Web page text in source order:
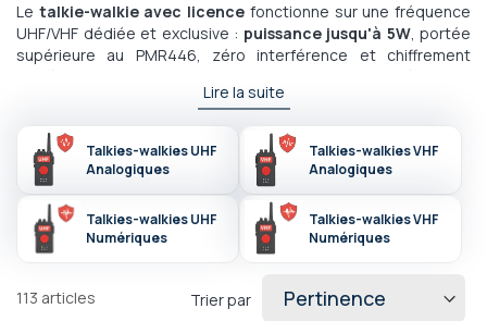
Le talkie-walkie avec licence fonctionne sur une fréquence
UHF/VHF dédiée et exclusive : puissance jusqu'à 5W, portée
supérieure au PMR446, zéro interférence et chiffrement
numérique DMR. Ces
équipent
l'industrie, la logistique et la sécurité avec les gammes
experts prennent en charge l'intégralité des démarches
administratives d'attribution de fréquences et programment
vos radios sur mesure avant livraison.
Lire la suite
Talkies-walkies UHF
Analogiques
Talkies-walkies VHF
Analogiques
Talkies-walkies UHF
Numériques
Talkies-walkies VHF
Numériques
113 articles Trier par